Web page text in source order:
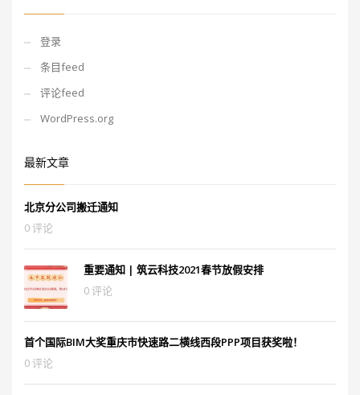
登录
条目feed
评论feed
WordPress.org
最新文章
北京分公司搬迁通知
0 评论
重要通知 | 筑云科技2021春节放假安排
0 评论
首个国际BIM大奖重庆市快速路二横线西段PPP项目获奖啦！
0 评论